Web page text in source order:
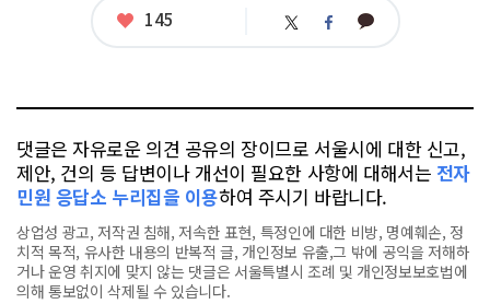
좋
145 트 페 카
댓글은 자유로운 의견 공유의 장이므로 서울시에 대한 신고,
제안, 건의 등 답변이나 개선이 필요한 사항에 대해서는 전자
민원 응답소 누리집을 이용하여 주시기 바랍니다.
상업성 광고, 저작권 침해, 저속한 표현, 특정인에 대한 비방, 명예훼손, 정
치적 목적, 유사한 내용의 반복적 글, 개인정보 유출,그 밖에 공익을 저해하
거나 운영 취지에 맞지 않는 댓글은 서울특별시 조례 및 개인정보보호법에
의해 통보없이 삭제될 수 있습니다.